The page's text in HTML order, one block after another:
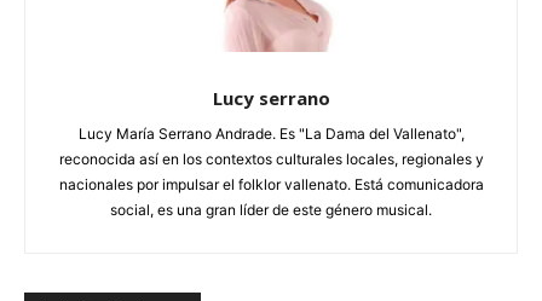
Lucy serrano
Lucy María Serrano Andrade. Es "La Dama del Vallenato",
reconocida así en los contextos culturales locales, regionales y
nacionales por impulsar el folklor vallenato. Está comunicadora
social, es una gran líder de este género musical.